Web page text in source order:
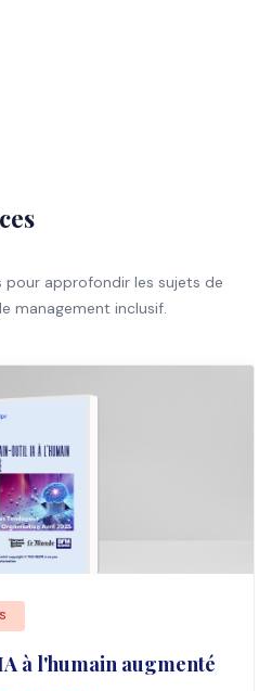
approfondir les sujets de
management inclusif.
à l'humain augmenté